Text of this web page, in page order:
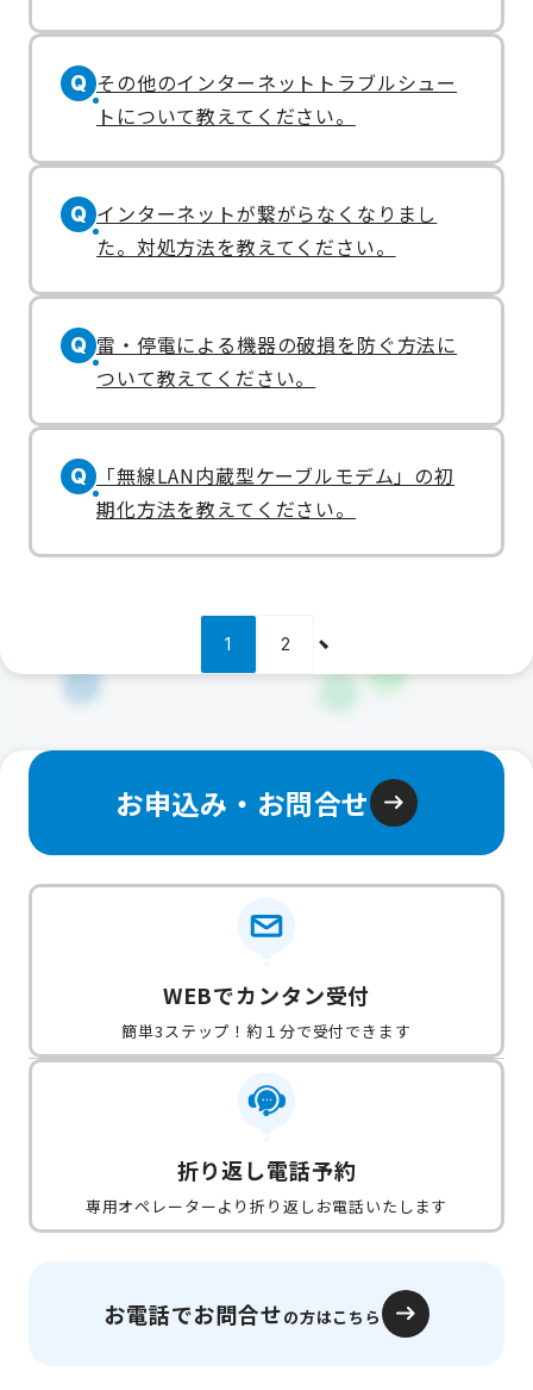
Q その他のインターネットトラブルシュー
トについて教えてください。
Q インターネットが繋がらなくなりまし
た。対処方法を教えてください。
Q 雷・停電による機器の破損を防ぐ方法に
ついて教えてください。
Q
「無線LAN内蔵型ケーブルモデム」の初
期化方法を教えてください。
1 2
お申込み・お問合せ
WEBでカンタン受付
簡単3ステップ！約１分で受付できます
折り返し電話予約
専用オペレーターより折り返しお電話いたします
お電話でお問合せの方はこちら